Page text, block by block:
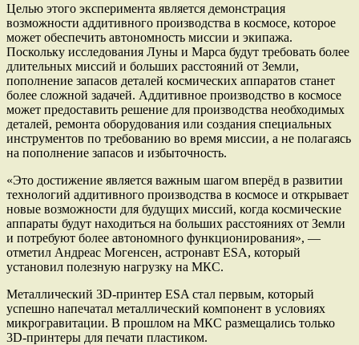
Целью этого эксперимента является демонстрация
возможности аддитивного производства в космосе, которое
может обеспечить автономность миссии и экипажа.
Поскольку исследования Луны и Марса будут требовать более
длительных миссий и больших расстояний от Земли,
пополнение запасов деталей космических аппаратов станет
более сложной задачей. Аддитивное производство в космосе
может предоставить решение для производства необходимых
деталей, ремонта оборудования или создания специальных
инструментов по требованию во время миссии, а не полагаясь
на пополнение запасов и избыточность.
«Это достижение является важным шагом вперёд в развитии
технологий аддитивного производства в космосе и открывает
новые возможности для будущих миссий, когда космические
аппараты будут находиться на больших расстояниях от Земли
и потребуют более автономного функционирования», —
отметил Андреас Могенсен, астронавт ESA, который
установил полезную нагрузку на МКС.
Металлический 3D-принтер ESA стал первым, который
успешно напечатал металлический компонент в условиях
микрогравитации. В прошлом на МКС размещались только
3D-принтеры для печати пластиком.